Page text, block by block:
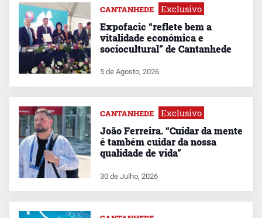
CANTANHEDE Exclusivo
Expofacic “reflete bem a
vitalidade económica e
sociocultural” de Cantanhede
5 de Agosto, 2026
CANTANHEDE Exclusivo
João Ferreira. “Cuidar da mente
é também cuidar da nossa
qualidade de vida”
30 de Julho, 2026